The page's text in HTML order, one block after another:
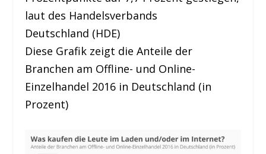
laut des Handelsverbands
Deutschland (HDE)
Diese Grafik zeigt die Anteile der
Branchen am Offline- und Online-
Einzelhandel 2016 in Deutschland (in
Prozent)